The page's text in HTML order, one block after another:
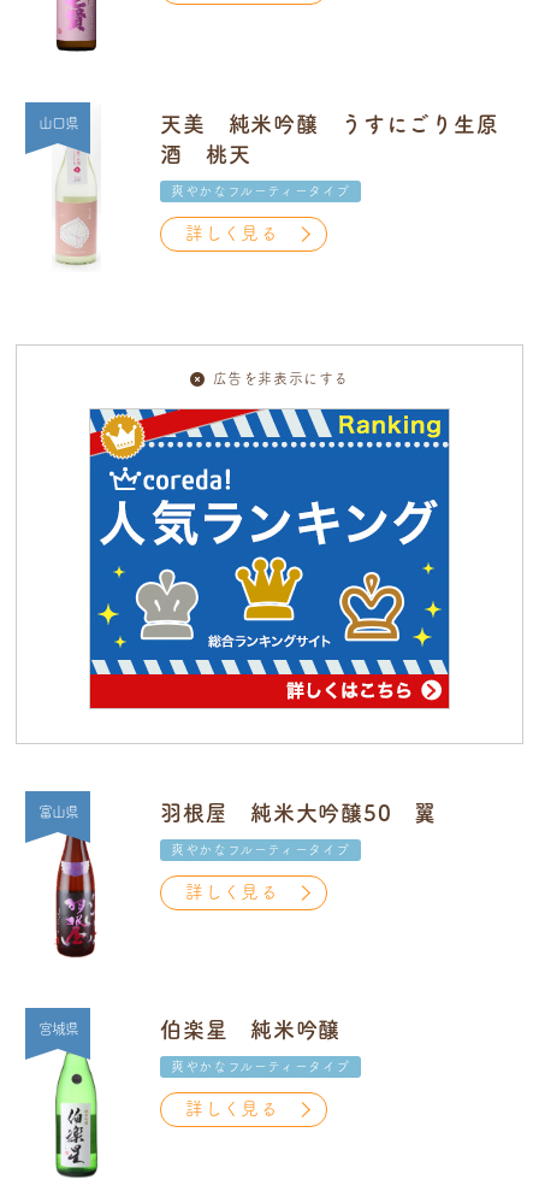
山口県
天美 純米吟醸 うすにごり生原
酒 桃天
爽やかなフルーティータイプ
詳しく見る
広告を非表示にする
富山県 羽根屋 純米大吟醸50 翼
爽やかなフルーティータイプ
詳しく見る
宮城県 伯楽星 純米吟醸
爽やかなフルーティータイプ
詳しく見る